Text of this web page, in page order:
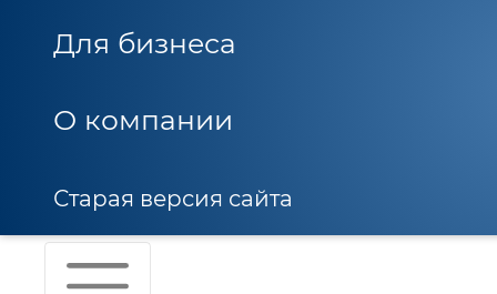
Для бизнеса
О компании
Старая версия сайта